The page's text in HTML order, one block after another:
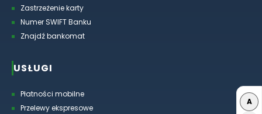
Zastrzeżenie karty
Numer SWIFT Banku
Znajdź bankomat
USŁUGI
Płatności mobilne
Przelewy ekspresowe
A